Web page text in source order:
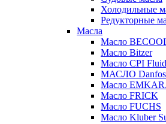
Холодильные
Редукторные
Масла
Масло
Масло Bitzer
Масло CPI
МАСЛО
Масло
Масло FRICK
Масло FUCHS
Масло Kluber